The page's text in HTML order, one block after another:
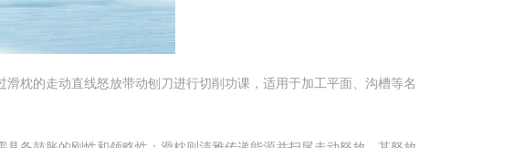
枕的走动直线怒放带动刨刀进行切削功课，适用于加工平面、沟槽等名